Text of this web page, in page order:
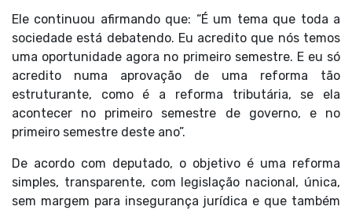
Ele continuou afirmando que: “É um tema que toda a
sociedade está debatendo. Eu acredito que nós temos
uma oportunidade agora no primeiro semestre. E eu só
acredito numa aprovação de uma reforma tão
estruturante, como é a reforma tributária, se ela
acontecer no primeiro semestre de governo, e no
primeiro semestre deste ano”.
De acordo com deputado, o objetivo é uma reforma
simples, transparente, com legislação nacional, única,
sem margem para insegurança jurídica e que também